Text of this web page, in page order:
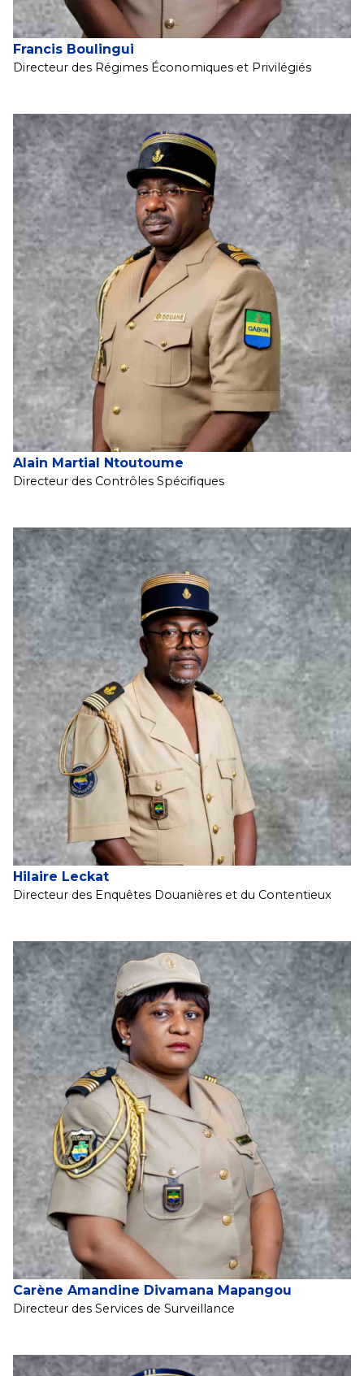
Francis Boulingui
Directeur des Régimes Économiques et Privilégiés
Alain Martial Ntoutoume
Directeur des Contrôles Spécifiques
Hilaire Leckat
Directeur des Enquêtes Douanières et du Contentieux
Carène Amandine Divamana Mapangou
Directeur des Services de Surveillance